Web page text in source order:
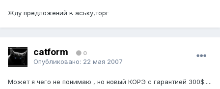
Жду предложений в аську,торг
catform 0
Опубликовано: 22 мая 2007
Может я чего не понимаю , но новый КОРЭ с гарантией 300$.....